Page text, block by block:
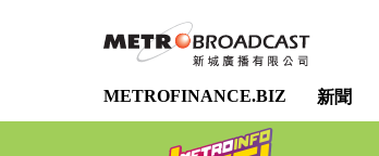
METROFINANCE.BIZ 新聞